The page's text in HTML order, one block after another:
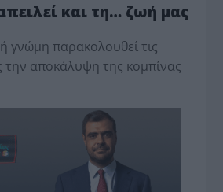
και τη… ζωή μας
γνώμη παρακολουθεί τις
την αποκάλυψη της κο­μπίνας